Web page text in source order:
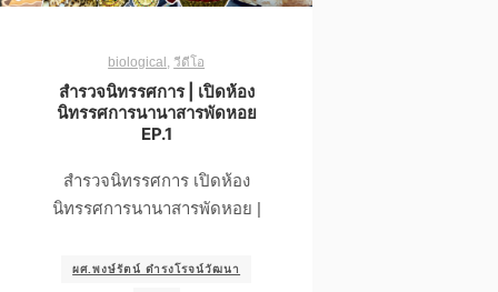
biological วีดีโอ
สำรวจนิทรรศการ | เปิดห้อง
นิทรรศการนานาสารพัดหอย
EP.1
สำรวจนิทรรศการ เปิดห้อง
นิทรรศการนานาสารพัดหอย |
ผศ.พงษ์รัตน์ ดำรงโรจน์วัฒนา